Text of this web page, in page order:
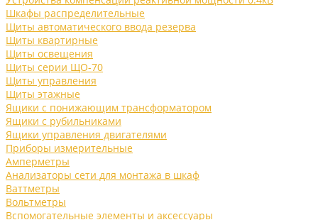
Шкафы распределительные
Щиты автоматического ввода резерва
Щиты квартирные
Щиты освещения
Щиты серии ЩО-70
Щиты управления
Щиты этажные
Ящики с понижающим трансформатором
Ящики с рубильниками
Ящики управления двигателями
Приборы измерительные
Амперметры
Анализаторы сети для монтажа в шкаф
Ваттметры
Вольтметры
Вспомогательные элементы и аксессуары